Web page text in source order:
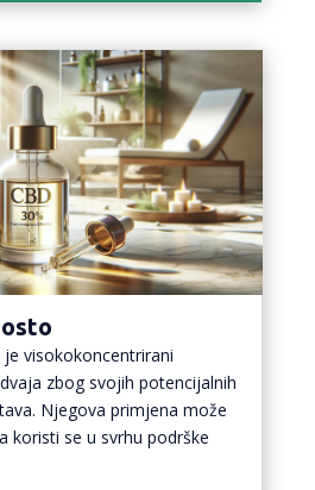
visokokoncentrirani
zbog svojih potencijalnih
Njegova primjena može
koristi se u svrhu podrške